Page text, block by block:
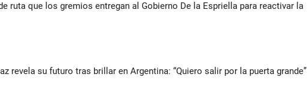
ruta que los gremios entregan al Gobierno De la Espriella para reactivar la
revela su futuro tras brillar en Argentina: “Quiero salir por la puerta grande”